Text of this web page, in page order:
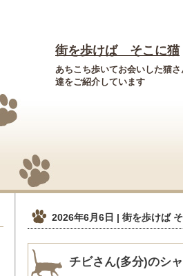
街を歩けば そこに猫
あちこち歩いてお会いした猫
達をご紹介しています
2026年6月6日 | 街を歩けば
チビさん(多分)のシ